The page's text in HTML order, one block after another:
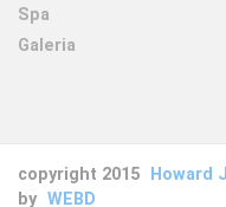
Spa
Galeria
copyright 2015 Howard
by WEBD